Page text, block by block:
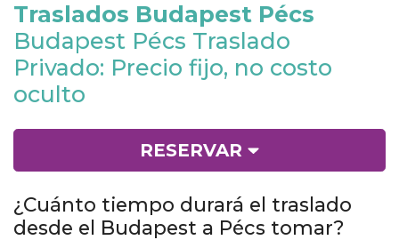
Traslados Budapest Pécs
Budapest Pécs Traslado
Privado: Precio fijo, no costo
oculto
RESERVAR
¿Cuánto tiempo durará el traslado
desde el Budapest a Pécs tomar?